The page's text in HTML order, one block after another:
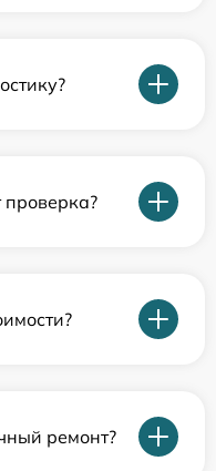
ремонт?